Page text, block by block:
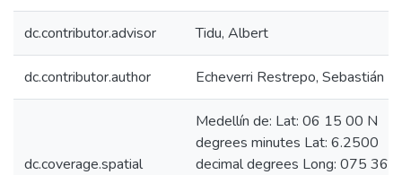
dc.contributor.advisor Tidu, Albert
dc.contributor.author Echeverri Restrepo, Sebastián
dc.coverage.spatial
Medellín de: Lat: 06 15 00 N
degrees minutes Lat: 6.2500
decimal degrees Long: 075 36